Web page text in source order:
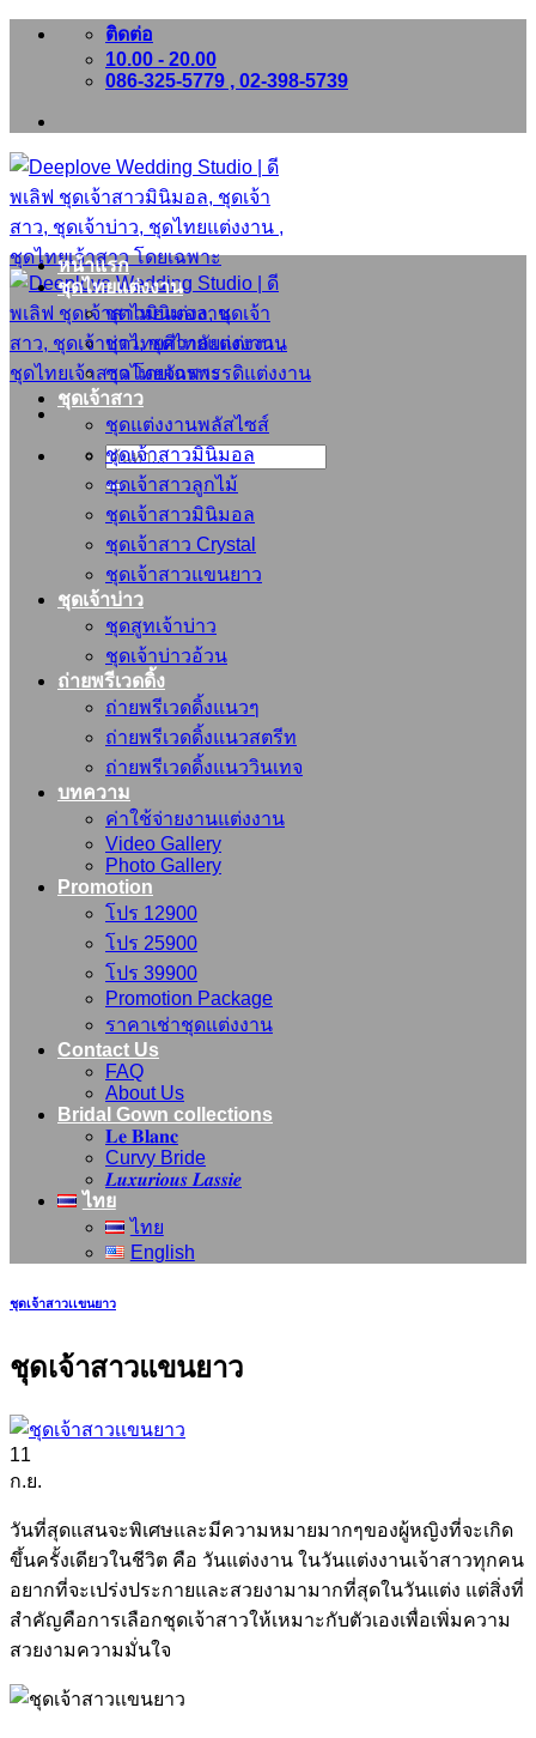
ข้าม
เนื้อหา
ติดต่อ
10.00 - 20.00
086-325-5779 , 02-398-5739
ค้นหา:
หน้าแรก
ชุดไทยแต่งงาน
ชุดไทยแต่งงาน
ชุดไทยศิวาลัยแต่งงาน
ชุดไทยจักรพรรดิแต่งงาน
ชุดเจ้าสาว
ชุดแต่งงานพลัสไซส์
ชุดเจ้าสาวมินิมอล
ชุดเจ้าสาวลูกไม้
ชุดเจ้าสาวมินิมอล
ชุดเจ้าสาว Crystal
ชุดเจ้าสาวแขนยาว
ชุดเจ้าบ่าว
ชุดสูทเจ้าบ่าว
ชุดเจ้าบ่าวอ้วน
ถ่ายพรีเวดดิ้ง
ถ่ายพรีเวดดิ้งแนวๆ
ถ่ายพรีเวดดิ้งแนวสตรีท
ถ่ายพรีเวดดิ้งแนววินเทจ
บทความ
ค่าใช้จ่ายงานแต่งงาน
Video Gallery
Photo Gallery
Promotion
โปร 12900
โปร 25900
โปร 39900
Promotion Package
ราคาเช่าชุดแต่งงาน
Contact Us
FAQ
About Us
Bridal Gown collections
𝐋𝐞 𝐁𝐥𝐚𝐧𝐜
Curvy Bride
𝑳𝒖𝒙𝒖𝒓𝒊𝒐𝒖𝒔 𝑳𝒂𝒔𝒔𝒊𝒆
ไทย
ไทย
English
ชุดเจ้าสาวเเขนยาว
ชุดเจ้าสาวแขนยาว
11
ก.ย.
วันที่สุดแสนจะพิเศษและมีความหมายมากๆของผู้หญิงที่จะเกิด
ขึ้นครั้งเดียวในชีวิต คือ วันแต่งงาน ในวันแต่งงานเจ้าสาวทุกคน
อยากที่จะเปร่งประกายและสวยงามามากที่สุดในวันแต่ง แต่สิ่งที่
สำคัญคือการเลือกชุดเจ้าสาวให้เหมาะกับตัวเองเพื่อเพิ่มความ
สวยงามความมั่นใจ